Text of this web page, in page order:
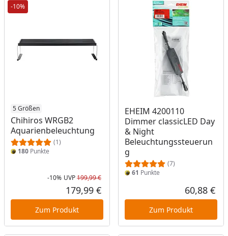
-10%
5 Größen
Chihiros WRGB2
Aquarienbeleuchtung
(1)
180 Punkte
Rabatt in Prozent
-10%
Ursprünglicher Preis
UVP199,99 €
Aktueller Preis
179,99 €
Zum Produkt
EHEIM 4200110
Dimmer classicLED Day
& Night
Beleuchtungssteuerun
g
(7)
61 Punkte
60,88 €
Zum Produkt